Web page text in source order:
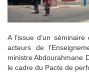
A l’issue d’un
acteurs de
ministre Abdourahmane
le cadre du Pacte de